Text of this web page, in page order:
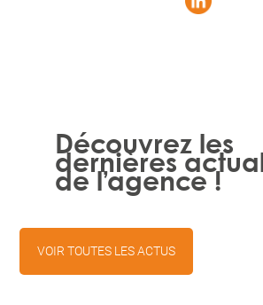
Découvrez les
dernières
de l’agence !
VOIR TOUTES LES ACTUS